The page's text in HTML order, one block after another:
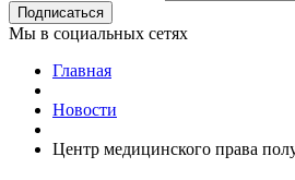
Подписаться
Мы в социальных сетях
Главная
Новости
Центр медицинского права